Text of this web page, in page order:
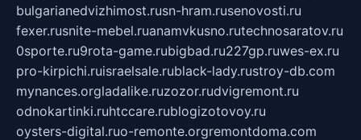
bulgarianedvizhimost.rusn-hram.rusenovosti.ru
fexer.rusnite-mebel.ruanamvkusno.rutechnosaratov.ru
0sporte.ru9rota-game.rubigbad.ru227gp.ruwes-ex.ru
pro-kirpichi.ruisraelsale.rublack-lady.rustroy-db.com
mynances.orgladalike.ruzozor.rudvigremont.ru
odnokartinki.ruhtccare.rublogizotovoy.ru
oysters-digital.ruo-remonte.orgremontdoma.com